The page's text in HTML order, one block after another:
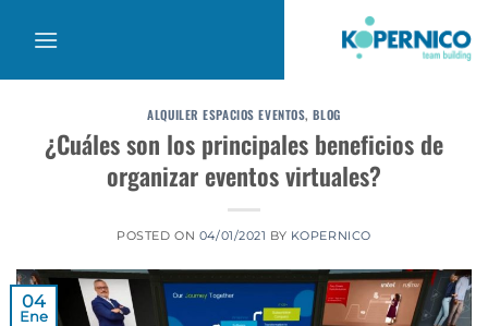
ALQUILER ESPACIOS EVENTOS,BLOG
¿Cuáles son los principales beneficios de
organizar eventos virtuales?
POSTED ON 04/01/2021 BY KOPERNICO
04
Ene